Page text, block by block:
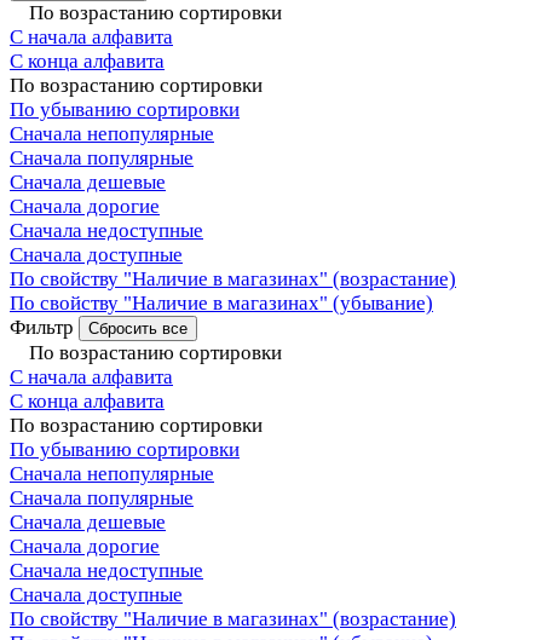
По возрастанию сортировки
С начала алфавита
С конца алфавита
По возрастанию сортировки
По убыванию сортировки
Сначала непопулярные
Сначала популярные
Сначала дешевые
Сначала дорогие
Сначала недоступные
Сначала доступные
По свойству "Наличие в магазинах" (возрастание)
По свойству "Наличие в магазинах" (убывание)
Фильтр
Сбросить все
По возрастанию сортировки
С начала алфавита
С конца алфавита
По возрастанию сортировки
По убыванию сортировки
Сначала непопулярные
Сначала популярные
Сначала дешевые
Сначала дорогие
Сначала недоступные
Сначала доступные
По свойству "Наличие в магазинах" (возрастание)